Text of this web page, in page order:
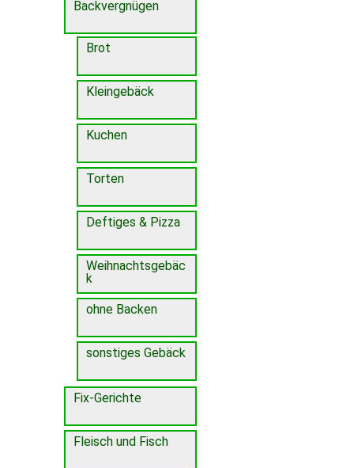
Backvergnügen
Brot
Kleingebäck
Kuchen
Torten
Deftiges & Pizza
Weihnachtsgebäc
k
ohne Backen
sonstiges Gebäck
Fix-Gerichte
Fleisch und Fisch